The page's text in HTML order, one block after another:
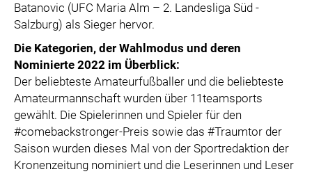
Batanovic (UFC Maria Alm – 2. Landesliga Süd -
Salzburg) als Sieger hervor.
Die Kategorien, der Wahlmodus und deren
Nominierte 2022 im Überblick:
Der beliebteste Amateurfußballer und die beliebteste
Amateurmannschaft wurden über 11teamsports
gewählt. Die Spielerinnen und Spieler für den
#comebackstronger-Preis sowie das #Traumtor der
Saison wurden dieses Mal von der Sportredaktion der
Kronenzeitung nominiert und die Leserinnen und Leser